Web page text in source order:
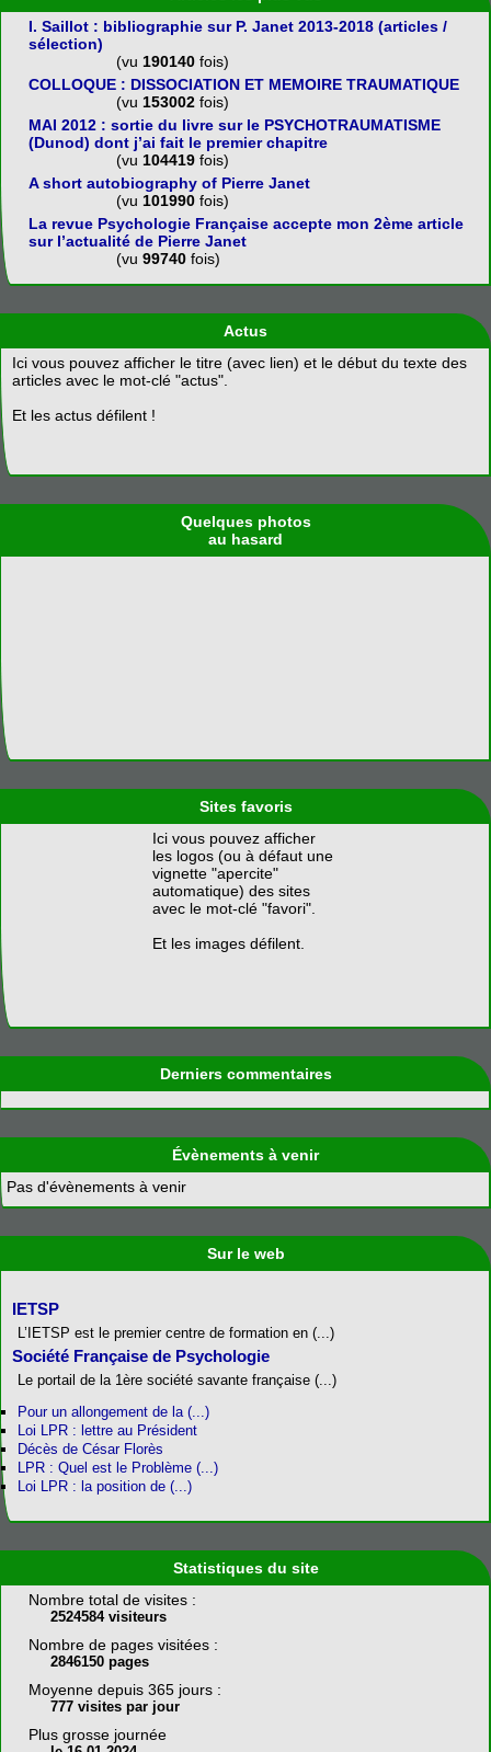
I. Saillot : bibliographie sur P. Janet 2013-2018 (articles /
sélection)
(vu 190140 fois)
COLLOQUE : DISSOCIATION ET MEMOIRE TRAUMATIQUE
(vu 153002 fois)
MAI 2012 : sortie du livre sur le PSYCHOTRAUMATISME
(Dunod) dont j’ai fait le premier chapitre
(vu 104419 fois)
A short autobiography of Pierre Janet
(vu 101990 fois)
La revue Psychologie Française accepte mon 2ème article
sur l’actualité de Pierre Janet
(vu 99740 fois)
Actus
Ici vous pouvez afficher le titre (avec lien) et le début du texte des
articles avec le mot-clé "actus".
Et les actus défilent !
Quelques photos
au hasard
Sites favoris
Ici vous pouvez afficher
les logos (ou à défaut une
vignette "apercite"
automatique) des sites
avec le mot-clé "favori".
Et les images défilent.
Derniers commentaires
Évènements à venir
Pas d'évènements à venir
Sur le web
IETSP
L’IETSP est le premier centre de formation en (...)
Société Française de Psychologie
Le portail de la 1ère société savante française (...)
Pour un allongement de la (...)
Loi LPR : lettre au Président
Décès de César Florès
LPR : Quel est le Problème (...)
Loi LPR : la position de (...)
Statistiques du site
Nombre total de visites :
2524584 visiteurs
Nombre de pages visitées :
2846150 pages
Moyenne depuis 365 jours :
777 visites par jour
Plus grosse journée